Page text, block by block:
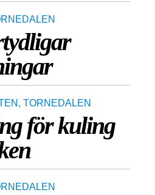
, TORNEDALEN
för kuling